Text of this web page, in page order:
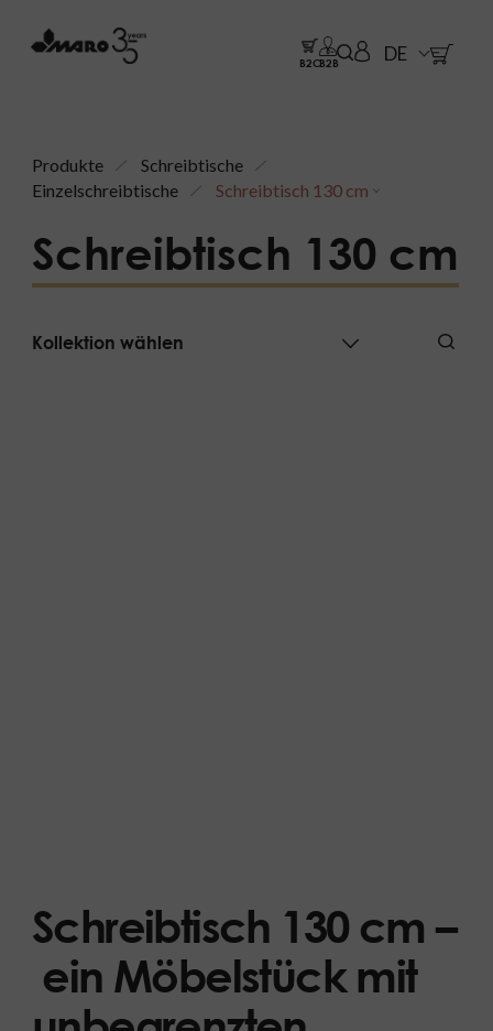
B2CB2B DE
Produkte
Schreibtische
Einzelschreibtische
Schreibtisch 130 cm
Schreibtisch 130 cm
Kollektion wählen
Schreibtisch 130 cm –
ein Möbelstück mit